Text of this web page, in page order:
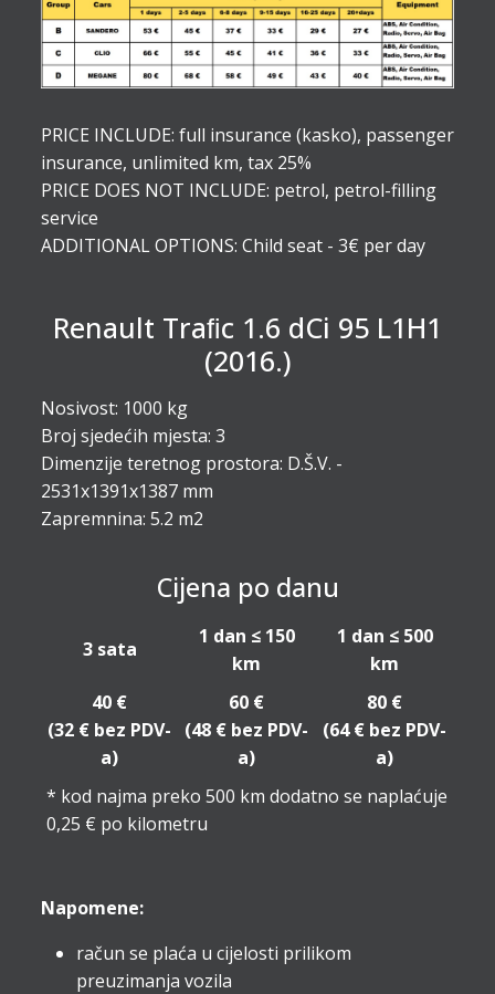
PRICE INCLUDE: full insurance (kasko), passenger
insurance, unlimited km, tax 25%
PRICE DOES NOT INCLUDE: petrol, petrol-filling
service
ADDITIONAL OPTIONS: Child seat - 3€ per day
Renault Traﬁc 1.6 dCi 95 L1H1
(2016.)
Nosivost: 1000 kg
Broj sjedećih mjesta: 3
Dimenzije teretnog prostora: D.Š.V. -
2531x1391x1387 mm
Zapremnina: 5.2 m2
Cijena po danu
3 sata
1 dan ≤ 150
km
1 dan ≤ 500
km
40 €
(32 € bez PDV-
a)
60 €
(48 € bez PDV-
a)
80 €
(64 € bez PDV-
a)
* kod najma preko 500 km dodatno se naplaćuje
0,25 € po kilometru
Napomene:
račun se plaća u cijelosti prilikom
preuzimanja vozila